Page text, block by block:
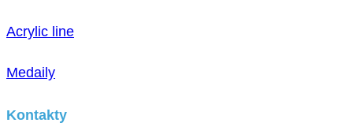
Acrylic line
Medaily
Kontakty